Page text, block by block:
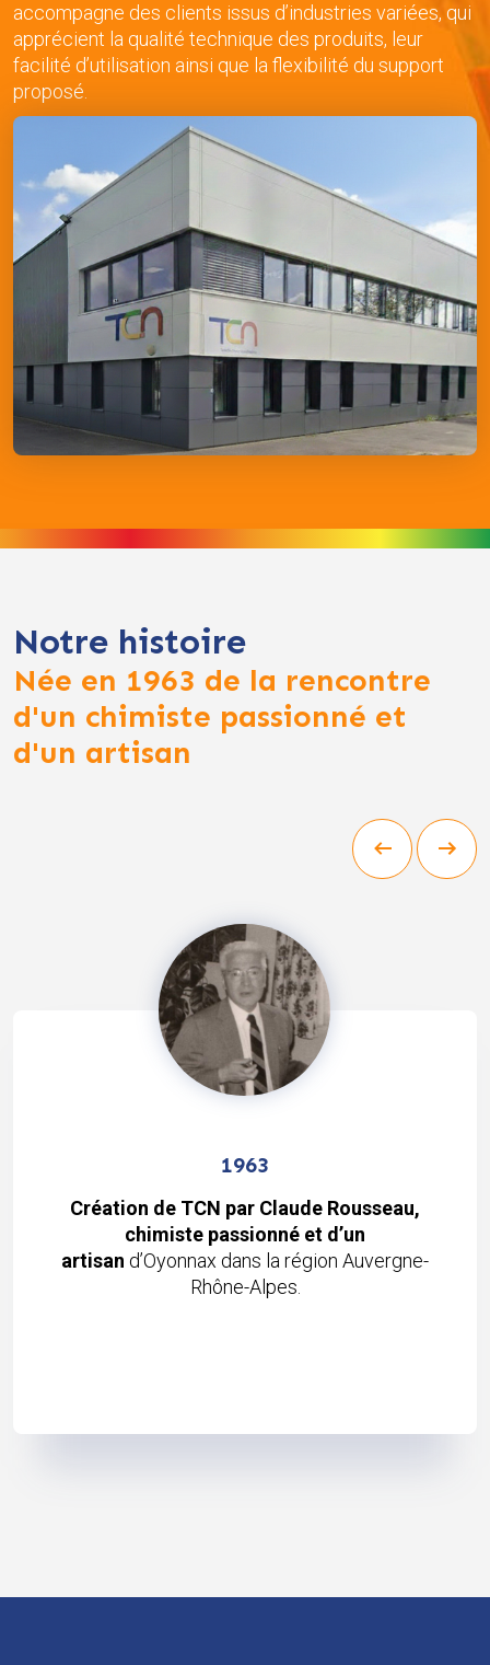
accompagne des clients issus d’industries variées, qui
apprécient la qualité technique des produits, leur
facilité d’utilisation ainsi que la flexibilité du support
proposé.
Notre histoire
Née en 1963 de la rencontre
d'un chimiste passionné et
d'un artisan
1963
Création de TCN par Claude Rousseau,
chimiste passionné et d’un
artisan d’Oyonnax dans la région Auvergne-
Rhône-Alpes.